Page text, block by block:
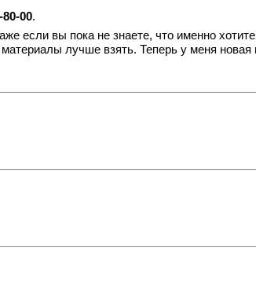
80-00.
если вы пока не знаете, что именно
лучше взять. Теперь у меня новая